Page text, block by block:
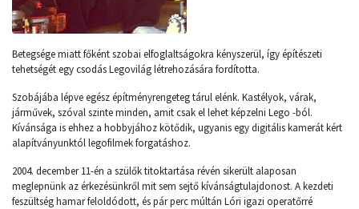
Betegsége miatt főként szobai elfoglaltságokra kényszerül, így építészeti
tehetségét egy csodás Legovilág létrehozására fordította.
Szobájába lépve egész építményrengeteg tárul elénk. Kastélyok, várak,
járművek, szóval szinte minden, amit csak el lehet képzelni Lego -ból.
Kívánsága is ehhez a hobbyjához kötődik, ugyanis egy digitális kamerát kért
alapítványunktól legofilmek forgatáshoz.
2004. december 11-én a szülők titoktartása révén sikerült alaposan
meglepnünk az érkezésünkről mit sem sejtő kívánságtulajdonost. A kezdeti
feszültség hamar feloldódott, és pár perc múltán Lóri igazi operatőrré